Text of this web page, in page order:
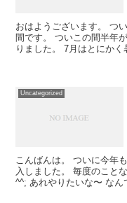
おはようございます。 つ
間です。 ついこの間半年
りました。 7月はとにかく
Uncategorized
こんばんは。 ついに今年
入しました。 毎度のこと
^^; あれやりたいな〜 なん